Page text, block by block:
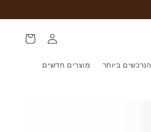
הנרכשים ביותר מוצרים חדשים
התחברות
עגלת
קניות